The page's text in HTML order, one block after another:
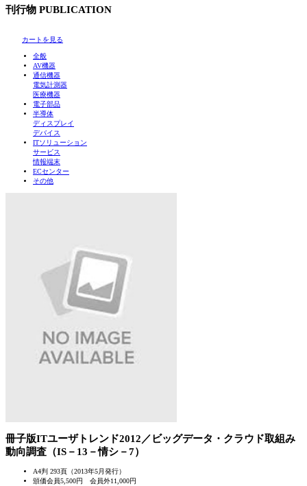
刊行物 PUBLICATION
カートを見る
全般
AV機器
通信機器
電気計測器
医療機器
電子部品
半導体
ディスプレイ
デバイス
ITソリューション
サービス
情報端末
ECセンター
その他
冊子版ITユーザトレンド2012／ビッグデータ・クラウド取組み
動向調査（IS－13－情シ－7）
A4判 293頁（2013年5月発行）
頒価会員5,500円 会員外11,000円